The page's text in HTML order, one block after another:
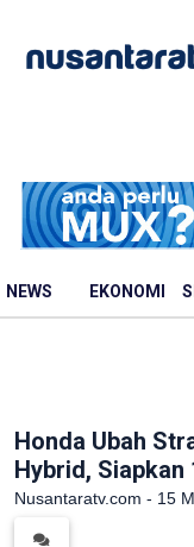
NEWS EKONOMI
Honda Ubah
Hybrid, Siapkan
Nusantaratv.com - 15